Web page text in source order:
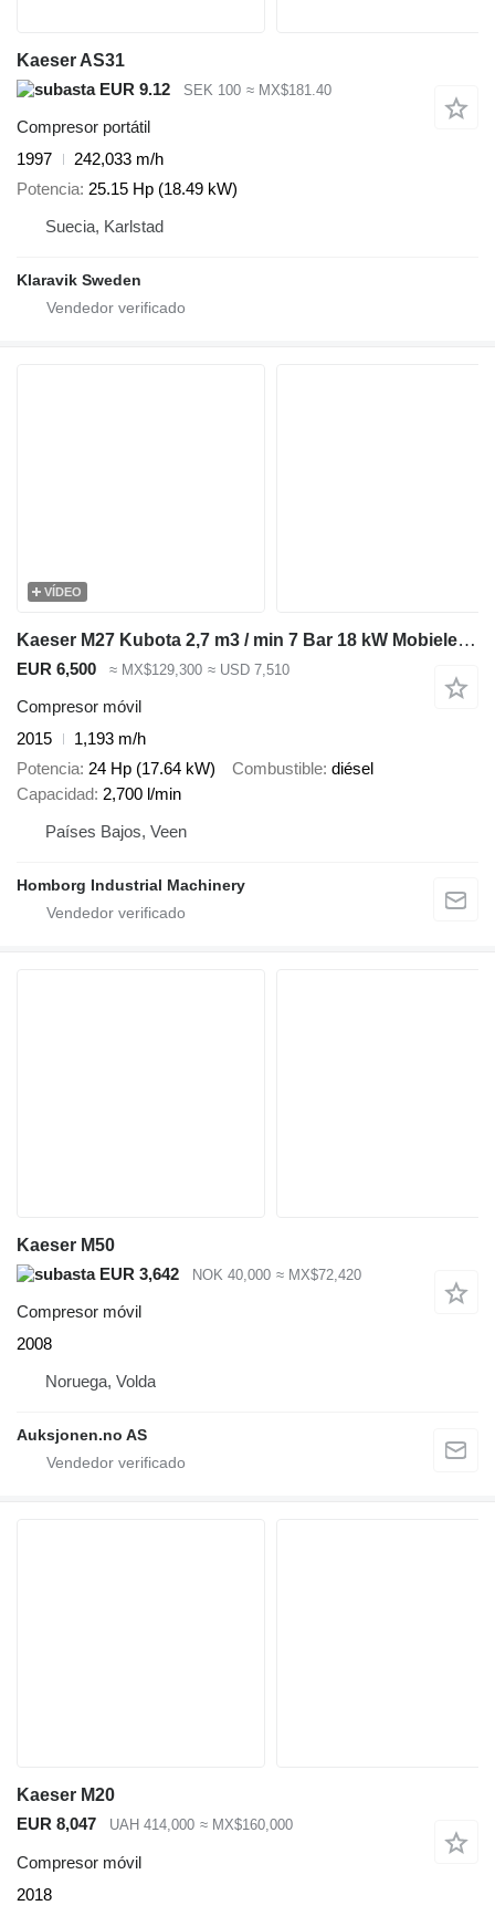
Kaeser AS31
EUR 9.12
SEK 100 ≈ MX$181.40
Compresor portátil
1997
242,033 m/h
Potencia 25.15 Hp (18.49 kW)
Suecia, Karlstad
Klaravik Sweden
VÍDEO
Kaeser M27 Kubota 2,7 m3 / min 7 Bar 18 kW Mobiele Silent Diesel Compre
EUR 6,500 ≈ MX$129,300 ≈ USD 7,510
Compresor móvil
2015
1,193 m/h
Potencia 24 Hp (17.64 kW) Combustible diésel
Capacidad 2,700 l/min
Países Bajos, Veen
Homborg Industrial Machinery
Kaeser M50
EUR 3,642
NOK 40,000 ≈ MX$72,420
Compresor móvil
2008
Noruega, Volda
Auksjonen.no AS
Kaeser M20
EUR 8,047
UAH 414,000 ≈ MX$160,000
Compresor móvil
2018